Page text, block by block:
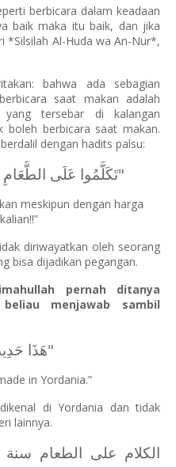
berbicara dalam keadaan
baik maka itu baik, dan jika
*Silsilah Al-Huda wa An-Nur*,
bahwa ada sebagian
saat makan adalah
yang tersebar di kalangan
boleh berbicara saat makan.
dengan hadits palsu:
"تَكَلَّمُوا عَلَى
meskipun dengan harga
diriwayatkan oleh seorang
bisa dijadikan pegangan.
pernah ditanya
menjawab sambil
"هَذَا
in Yordania.”
di Yordania dan tidak
lainnya.
الكلام على الطعام